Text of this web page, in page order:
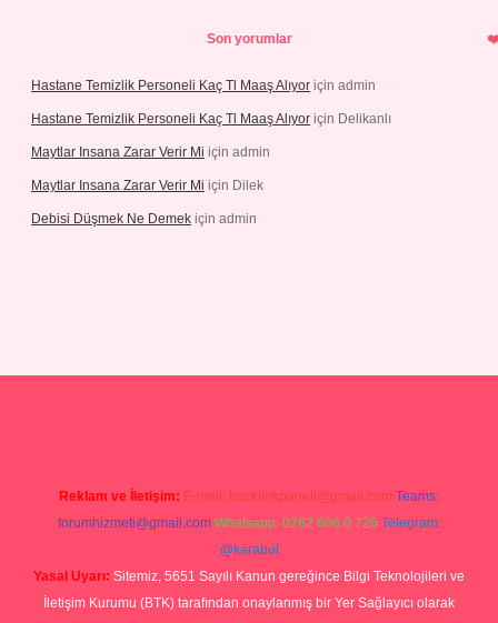
Son yorumlar
Hastane Temizlik Personeli Kaç Tl Maaş Alıyor için admin
Hastane Temizlik Personeli Kaç Tl Maaş Alıyor için Delikanlı
Maytlar Insana Zarar Verir Mi için admin
Maytlar Insana Zarar Verir Mi için Dilek
Debisi Düşmek Ne Demek için admin
Reklam ve İletişim: E-mail: backlinkpaneli@gmail.com Teams:
forumhizmeti@gmail.com Whatsapp: 0262 606 0 726 Telegram:
@karabul
Yasal Uyarı: Sitemiz, 5651 Sayılı Kanun gereğince Bilgi Teknolojileri ve
İletişim Kurumu (BTK) tarafından onaylanmış bir Yer Sağlayıcı olarak